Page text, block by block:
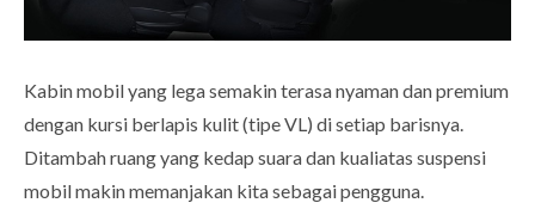
Kabin mobil yang lega semakin terasa nyaman dan premium
dengan kursi berlapis kulit (tipe VL) di setiap barisnya.
Ditambah ruang yang kedap suara dan kualiatas suspensi
mobil makin memanjakan kita sebagai pengguna.